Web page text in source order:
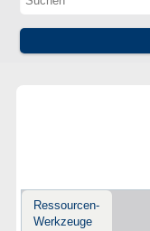
Ressourcen-
Werkzeuge